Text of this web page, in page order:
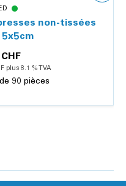
non-tissées
5x5cm
plus 8.1 % TVA
90 pièces